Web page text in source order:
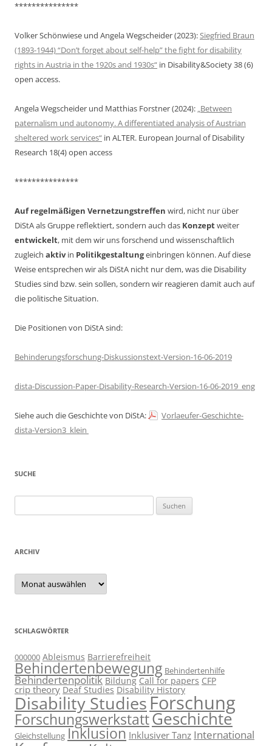
***************
Volker Schönwiese und Angela Wegscheider (2023):Siegfried Braun
(1893-1944) “Don’t forget about self-help” the fight for disability
rights in Austria in the 1920s and 1930s“ in Disability&Society 38 (6)
open access.
Angela Wegscheider und Matthias Forstner (2024): „Between
paternalism und autonomy. A differentiated analysis of Austrian
sheltered work services“ in ALTER. European Journal of Disability
Research 18(4) open access
***************
Auf regelmäßigen Vernetzungstreffen wird, nicht nur über
DiStA als Gruppe reflektiert, sondern auch das Konzeptweiter
entwickelt, mit dem wir uns forschend und wissenschaftlich
zugleich aktivin Politikgestaltungeinbringen können. Auf diese
Weise entsprechen wir als DiStA nicht nur dem, was die Disability
Studies sind bzw. sein sollen, sondern wir reagieren damit auch auf
die politische Situation.
Die Positionen von DiStA sind:
Behinderungsforschung-Diskussionstext-Version-16-06-2019
dista-Discussion-Paper-Disability-Research-Version-16-06-2019_eng
Siehe auch die Geschichte von DiStA:
Vorlaeufer-Geschichte-
dista-Version3_klein
SUCHE
nach:
ARCHIV
Archiv
SCHLAGWÖRTER
000000 Ableismus Barrierefreiheit
Behindertenbewegung Behindertenhilfe
Behindertenpolitik Bildung Call for papers CFP
crip theory Deaf Studies Disability History
Disability StudiesForschung
ForschungswerkstattGeschichte
Gleichstellung Inklusion Inklusiver Tanz International